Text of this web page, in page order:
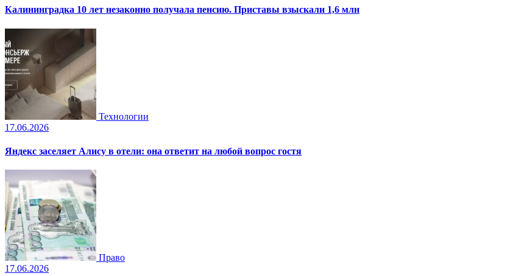
Калининградка 10 лет незаконно получала пенсию. Приставы взыскали 1,6 млн
Технологии
17.06.2026
Яндекс заселяет Алису в отели: она ответит на любой вопрос гостя
Право
17.06.2026